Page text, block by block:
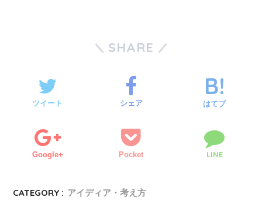
SHARE
ツイート シェア はてブ
Google+ Pocket LINE
CATEGORY : アイディア・考え方